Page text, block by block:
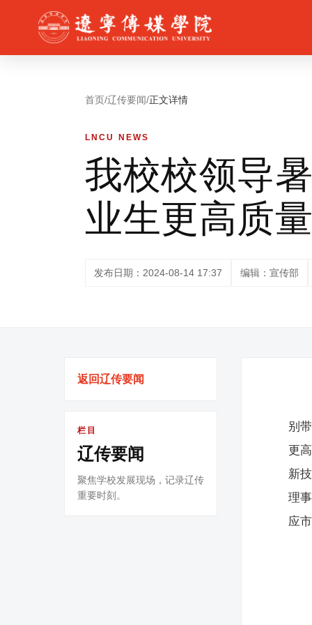
首页/辽传要闻/正文详情
LNCU NEWS
我校校领导
业生更高质
发布日期：2024-08-14 17:37 编辑：宣传部
返回辽传要闻
栏目
辽传要闻
聚焦学校发展现场，记录辽传
重要时刻。
别
更
新
理
应